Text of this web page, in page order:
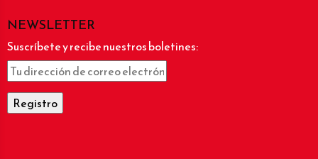
NEWSLETTER
Suscríbete y recibe nuestros boletines: